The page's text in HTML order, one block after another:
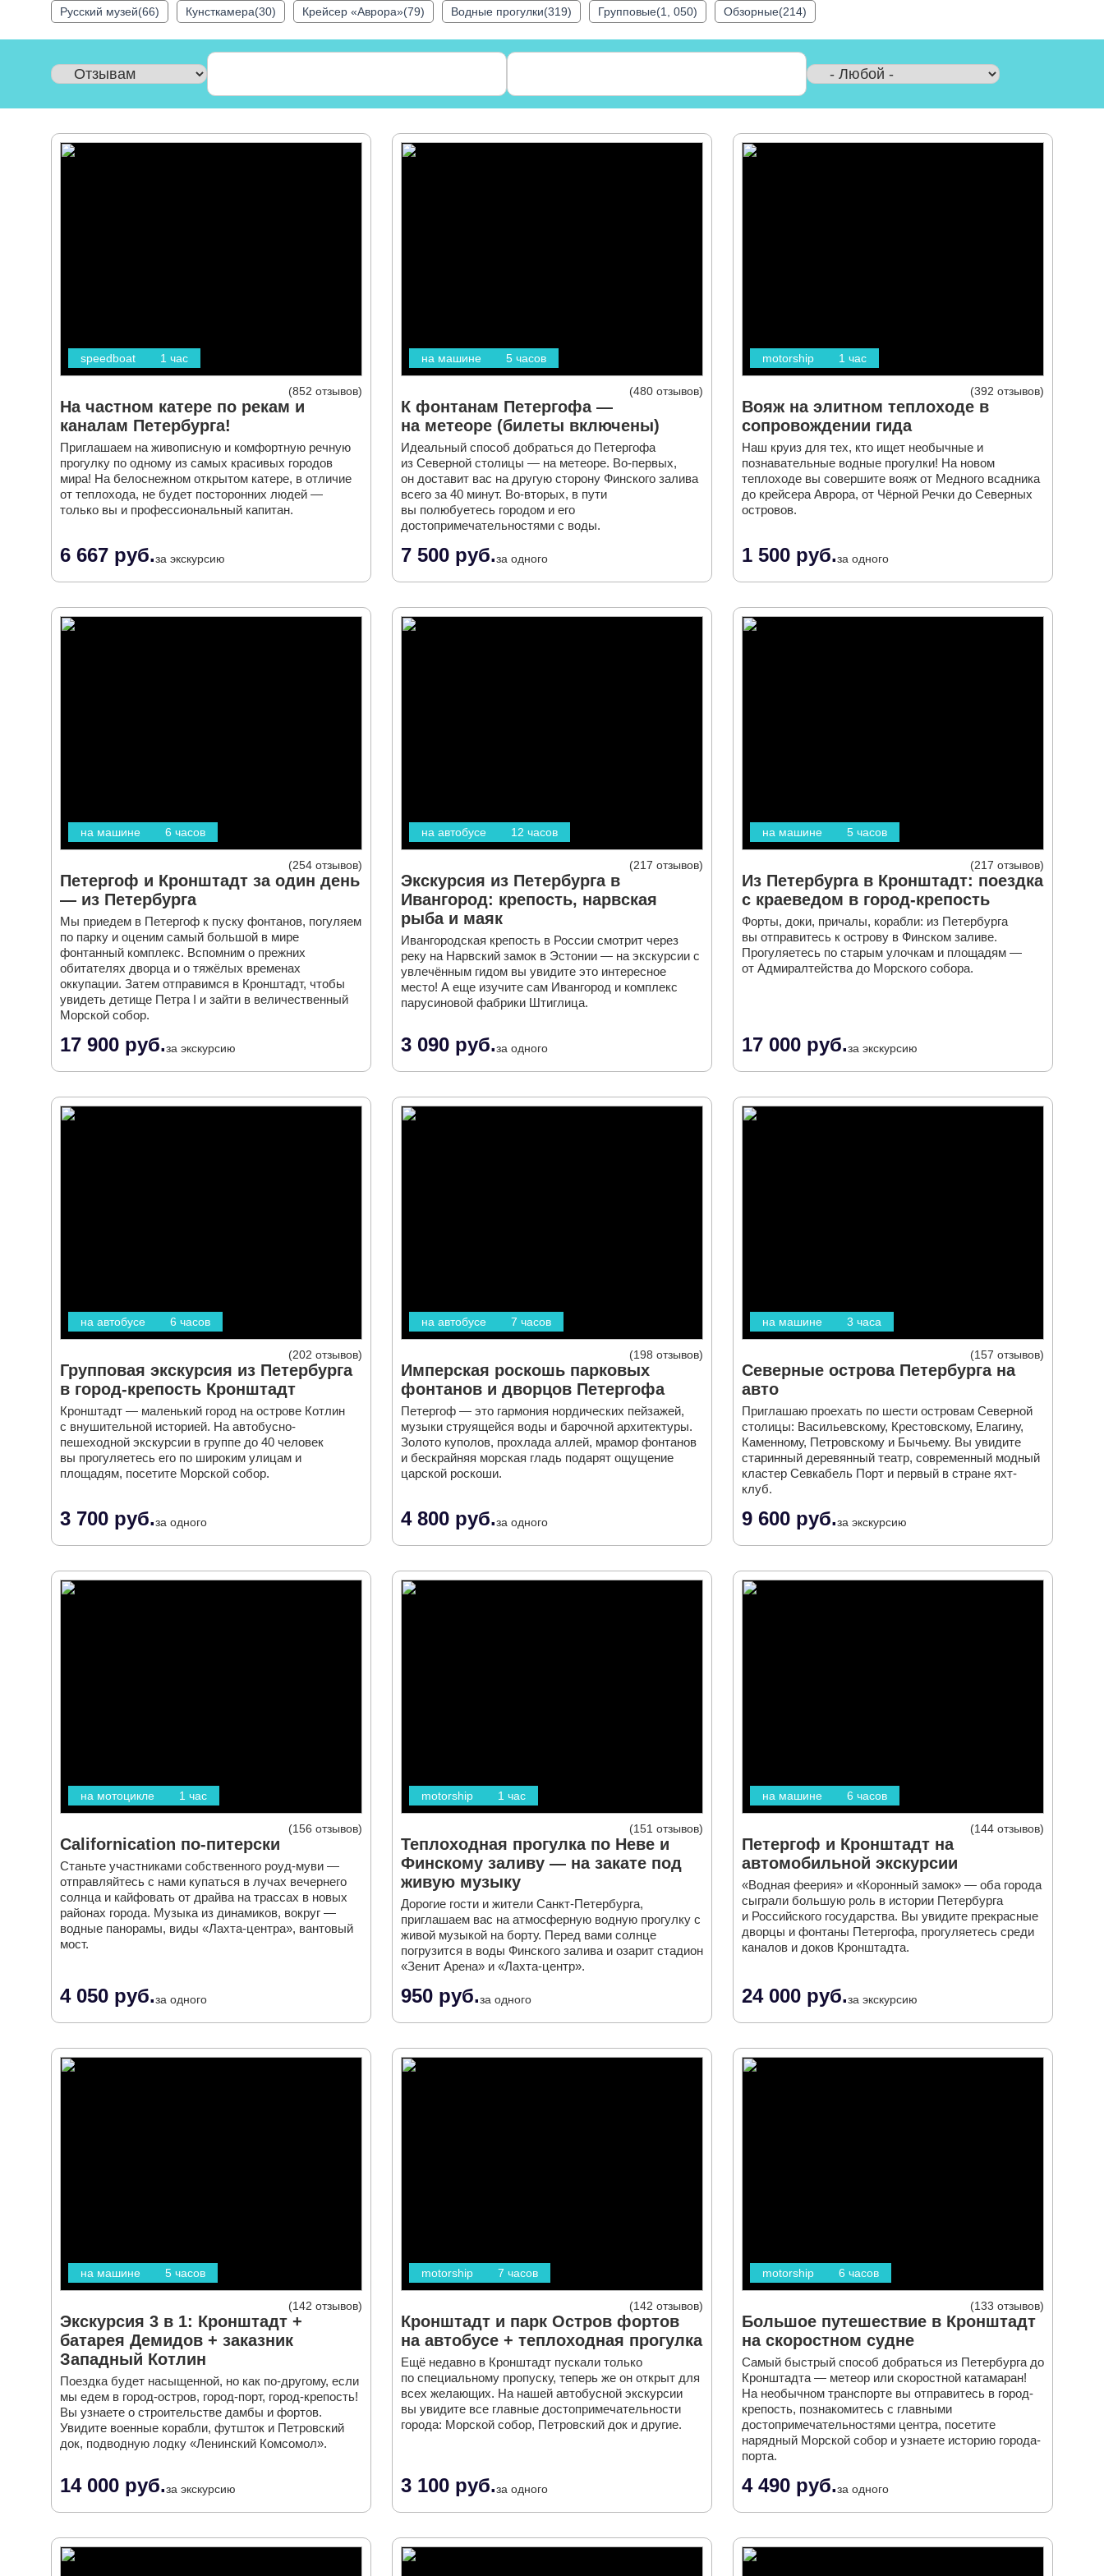
Русский музей(66)
Кунсткамера(30) Крейсер «Аврора»(79) Водные прогулки(319) Групповые(1, 050) Обзорные(214)
speedboat 1 час
852 отзывов
На частном катере по рекам и
каналам Петербурга!
Приглашаем на живописную и комфортную речную
прогулку по одному из самых красивых городов
мира! На белоснежном открытом катере, в отличие
от теплохода, не будет посторонних людей —
только вы и профессиональный капитан.
6 667 руб.за экскурсию
на машине 5 часов
480 отзывов
К фонтанам Петергофа —
на метеоре (билеты включены)
Идеальный способ добраться до Петергофа
из Северной столицы — на метеоре. Во-первых,
он доставит вас на другую сторону Финского залива
всего за 40 минут. Во-вторых, в пути
вы полюбуетесь городом и его
достопримечательностями с воды.
7 500 руб.за одного
motorship 1 час
392 отзывов
Вояж на элитном теплоходе в
сопровождении гида
Наш круиз для тех, кто ищет необычные и
познавательные водные прогулки! На новом
теплоходе вы совершите вояж от Медного всадника
до крейсера Аврора, от Чёрной Речки до Северных
островов.
1 500 руб.за одного
на машине 6 часов
254 отзывов
Петергоф и Кронштадт за один день
— из Петербурга
Мы приедем в Петергоф к пуску фонтанов, погуляем
по парку и оценим самый большой в мире
фонтанный комплекс. Вспомним о прежних
обитателях дворца и о тяжёлых временах
оккупации. Затем отправимся в Кронштадт, чтобы
увидеть детище Петра I и зайти в величественный
Морской собор.
17 900 руб.за экскурсию
на автобусе 12 часов
217 отзывов
Экскурсия из Петербурга в
Ивангород: крепость, нарвская
рыба и маяк
Ивангородская крепость в России смотрит через
реку на Нарвский замок в Эстонии — на экскурсии с
увлечённым гидом вы увидите это интересное
место! А еще изучите сам Ивангород и комплекс
парусиновой фабрики Штиглица.
3 090 руб.за одного
на машине 5 часов
217 отзывов
Из Петербурга в Кронштадт: поездка
с краеведом в город-крепость
Форты, доки, причалы, корабли: из Петербурга
вы отправитесь к острову в Финском заливе.
Прогуляетесь по старым улочкам и площадям —
от Адмиралтейства до Морского собора.
17 000 руб.за экскурсию
на автобусе 6 часов
202 отзывов
Групповая экскурсия из Петербурга
в город-крепость Кронштадт
Кронштадт — маленький город на острове Котлин
с внушительной историей. На автобусно-
пешеходной экскурсии в группе до 40 человек
вы прогуляетесь его по широким улицам и
площадям, посетите Морской собор.
3 700 руб.за одного
на автобусе 7 часов
198 отзывов
Имперская роскошь парковых
фонтанов и дворцов Петергофа
Петергоф — это гармония нордических пейзажей,
музыки струящейся воды и барочной архитектуры.
Золото куполов, прохлада аллей, мрамор фонтанов
и бескрайняя морская гладь подарят ощущение
царской роскоши.
4 800 руб.за одного
на машине 3 часа
157 отзывов
Северные острова Петербурга на
авто
Приглашаю проехать по шести островам Северной
столицы: Васильевскому, Крестовскому, Елагину,
Каменному, Петровскому и Бычьему. Вы увидите
старинный деревянный театр, современный модный
кластер Севкабель Порт и первый в стране яхт-
клуб.
9 600 руб.за экскурсию
на мотоцикле 1 час
156 отзывов
Californication по-питерски
Станьте участниками собственного роуд-муви —
отправляйтесь с нами купаться в лучах вечернего
солнца и кайфовать от драйва на трассах в новых
районах города. Музыка из динамиков, вокруг —
водные панорамы, виды «Лахта-центра», вантовый
мост.
4 050 руб.за одного
motorship 1 час
151 отзывов
Теплоходная прогулка по Неве и
Финскому заливу — на закате под
живую музыку
Дорогие гости и жители Санкт-Петербурга,
приглашаем вас на атмосферную водную прогулку с
живой музыкой на борту. Перед вами солнце
погрузится в воды Финского залива и озарит стадион
«Зенит Арена» и «Лахта-центр».
950 руб.за одного
на машине 6 часов
144 отзывов
Петергоф и Кронштадт на
автомобильной экскурсии
«Водная феерия» и «Коронный замок» — оба города
сыграли большую роль в истории Петербурга
и Российского государства. Вы увидите прекрасные
дворцы и фонтаны Петергофа, прогуляетесь среди
каналов и доков Кронштадта.
24 000 руб.за экскурсию
на машине 5 часов
142 отзывов
Экскурсия 3 в 1: Кронштадт +
батарея Демидов + заказник
Западный Котлин
Поездка будет насыщенной, но как по-другому, если
мы едем в город-остров, город-порт, город-крепость!
Вы узнаете о строительстве дамбы и фортов.
Увидите военные корабли, футшток и Петровский
док, подводную лодку «Ленинский Комсомол».
14 000 руб.за экскурсию
motorship 7 часов
142 отзывов
Кронштадт и парк Остров фортов
на автобусе + теплоходная прогулка
Ещё недавно в Кронштадт пускали только
по специальному пропуску, теперь же он открыт для
всех желающих. На нашей автобусной экскурсии
вы увидите все главные достопримечательности
города: Морской собор, Петровский док и другие.
3 100 руб.за одного
motorship 6 часов
133 отзывов
Большое путешествие в Кронштадт
на скоростном судне
Самый быстрый способ добраться из Петербурга до
Кронштадта — метеор или скоростной катамаран!
На необычном транспорте вы отправитесь в город-
крепость, познакомитесь с главными
достопримечательностями центра, посетите
нарядный Морской собор и узнаете историю города-
порта.
4 490 руб.за одного